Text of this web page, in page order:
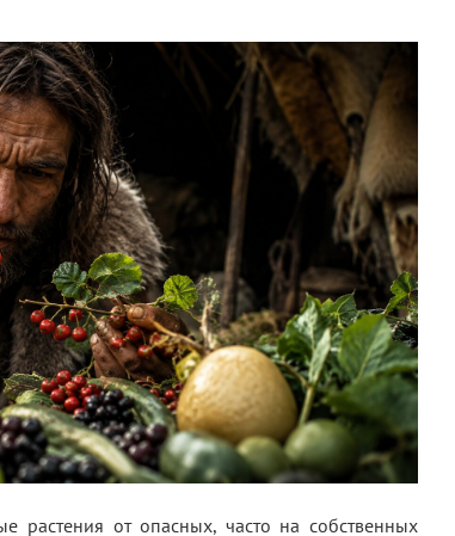
растения от опасных, часто на собственных